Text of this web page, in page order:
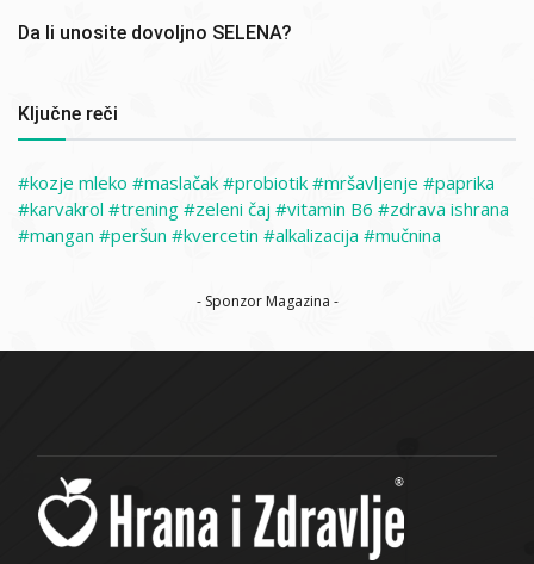
Da li unosite dovoljno SELENA?
Ključne reči
kozje mleko maslačak probiotik mršavljenje
paprika
karvakrol
trening zeleni čaj vitamin B6
zdrava ishrana
mangan
peršun kvercetin alkalizacija mučnina
- Sponzor Magazina -